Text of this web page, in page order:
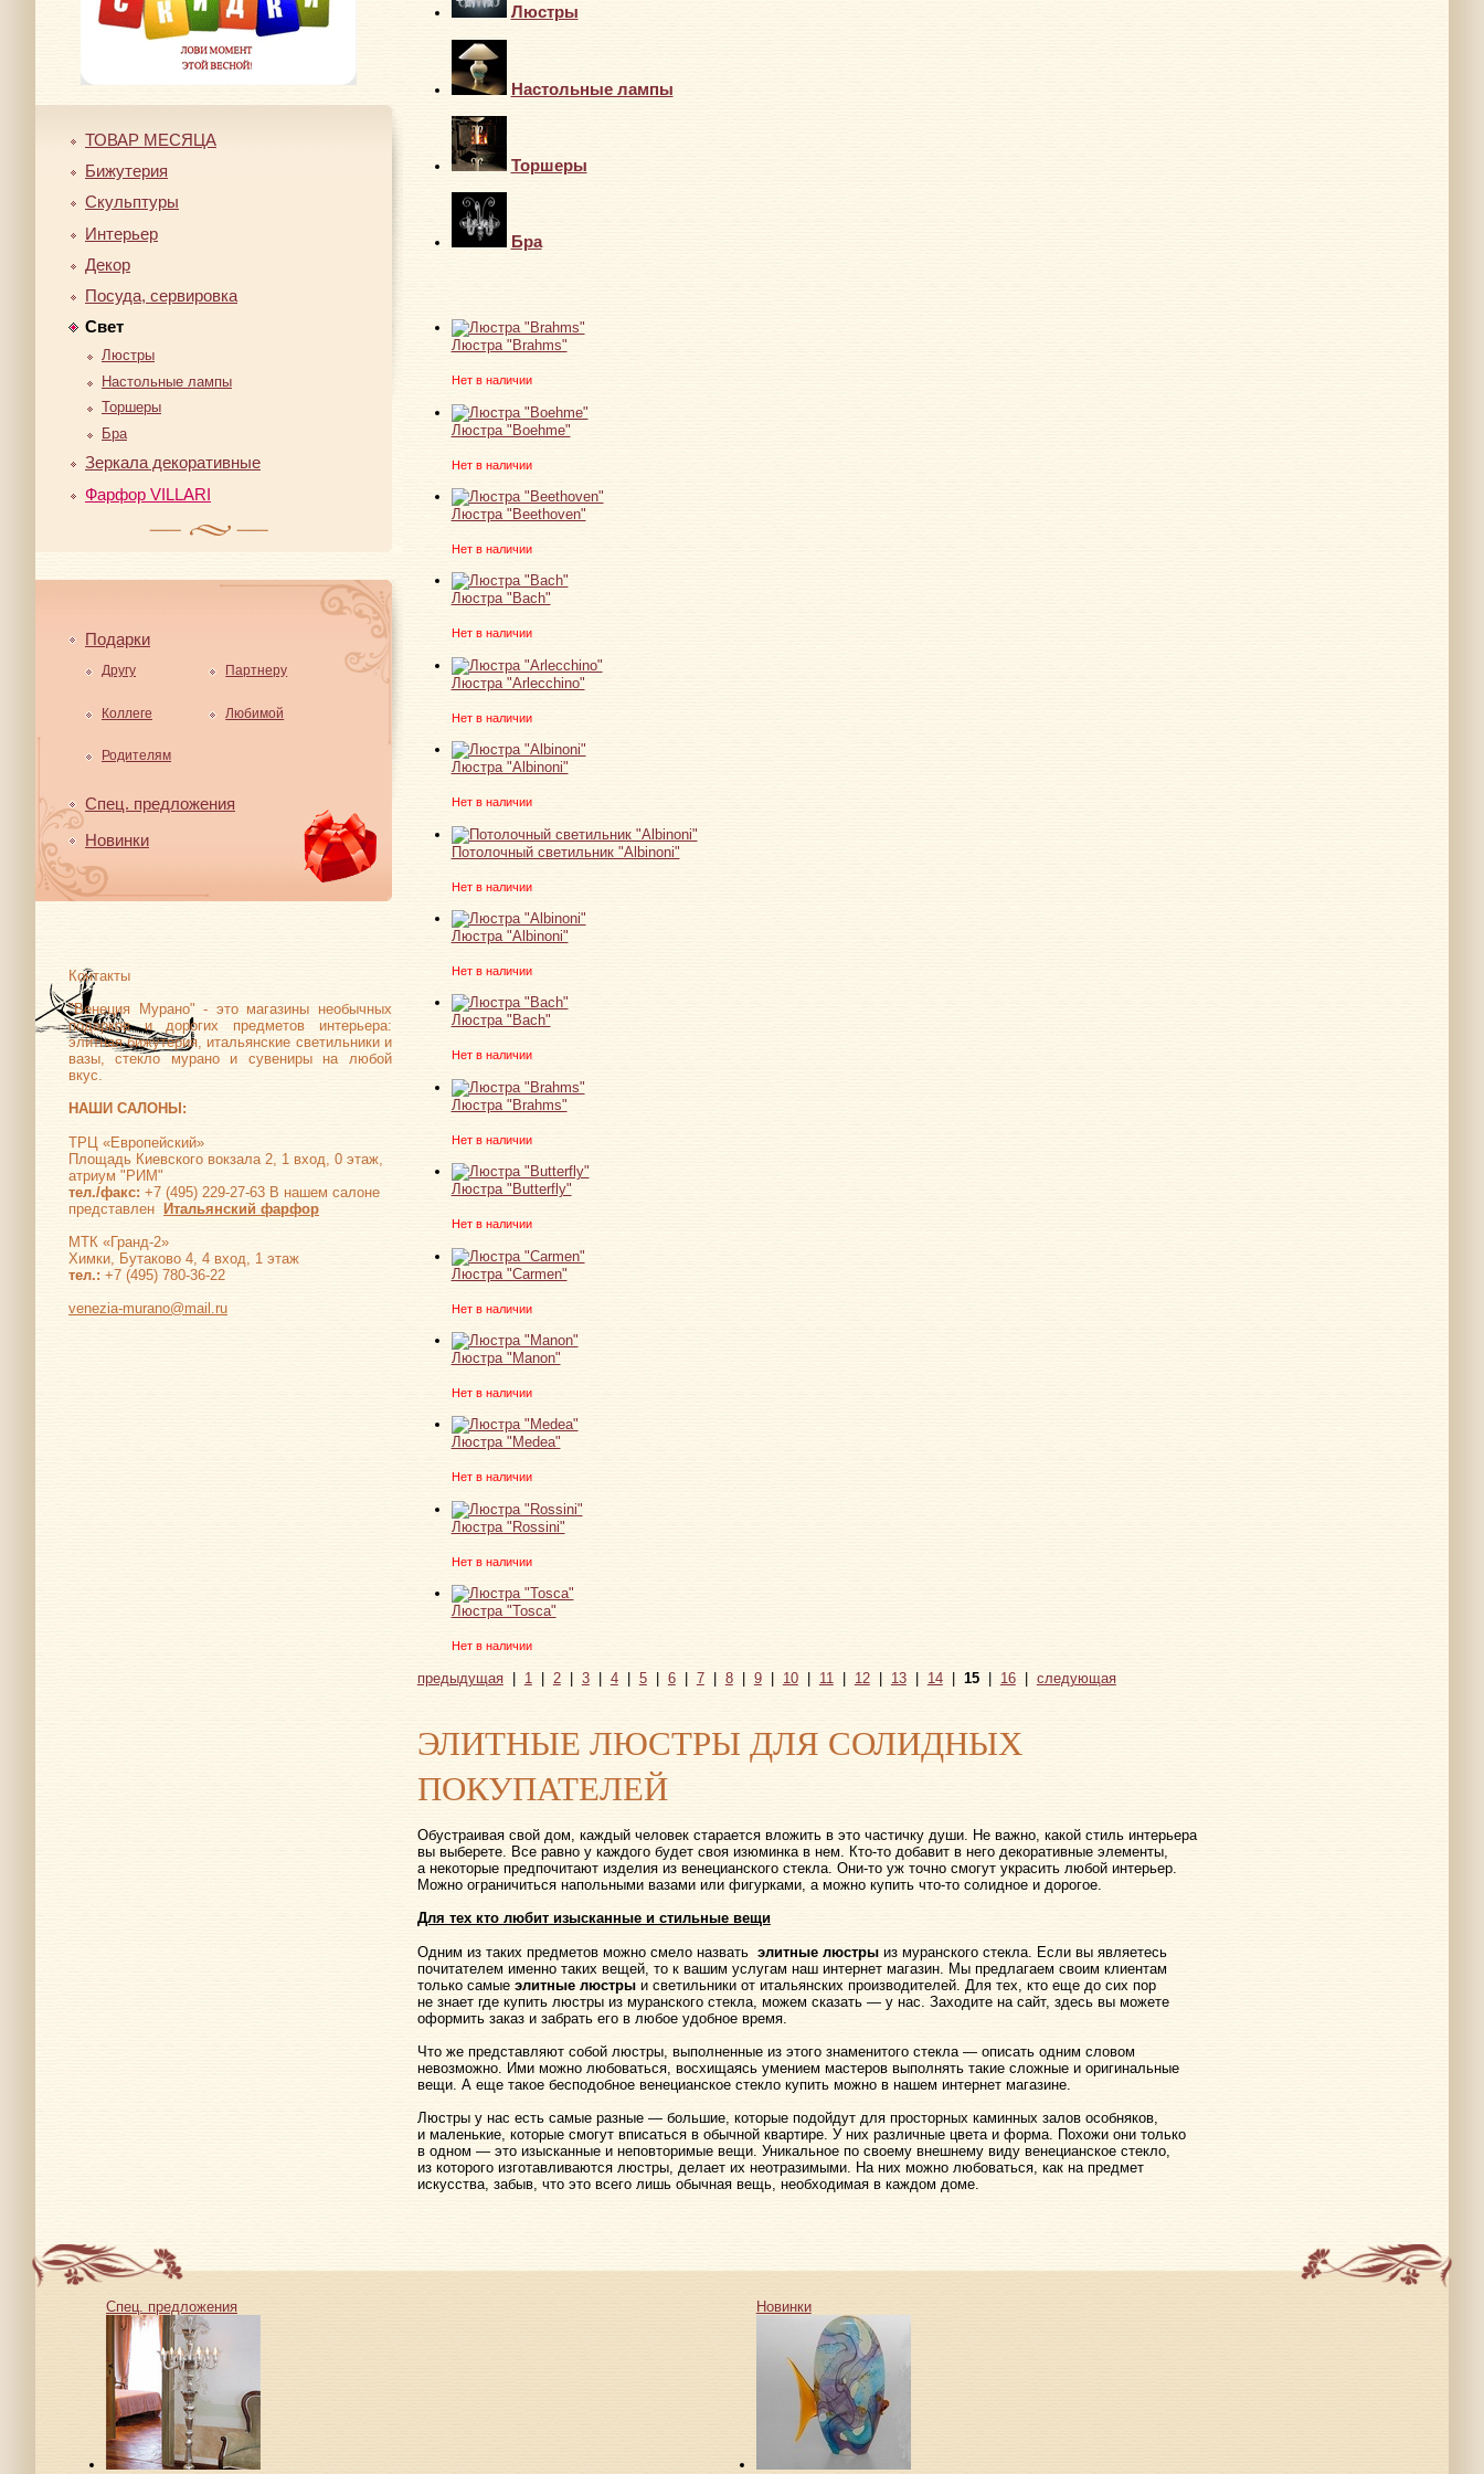
ТОВАР МЕСЯЦА
Бижутерия
Скульптуры
Интерьер
Декор
Посуда, сервировка
Свет
Люстры
Настольные лампы
Торшеры
Бра
Зеркала декоративные
Фарфор VILLARI
Подарки
Другу Партнеру
Коллеге Любимой
Родителям
Спец. предложения
Новинки
Контакты
"Венеция Мурано" - это магазины необычных
подарков и дорогих предметов интерьера:
элитная бижутерия, итальянские светильники и
вазы, стекло мурано и сувениры на любой
вкус.
НАШИ САЛОНЫ:
ТРЦ «Европейский»
Площадь Киевского вокзала 2, 1 вход, 0 этаж,
атриум "РИМ"
тел./факс: +7 (495) 229-27-63 В нашем салоне
представлен Итальянский фарфор
МТК «Гранд-2»
Химки, Бутаково 4, 4 вход, 1 этаж
тел.: +7 (495) 780-36-22
venezia-murano@mail.ru
Люстры
Настольные лампы
Торшеры
Бра
Люстра "Brahms"
Нет в наличии
Люстра "Boehme"
Нет в наличии
Люстра "Beethoven"
Нет в наличии
Люстра "Bach"
Нет в наличии
Люстра "Arlecchino"
Нет в наличии
Люстра "Albinoni"
Нет в наличии
Потолочный светильник "Albinoni"
Нет в наличии
Люстра "Albinoni"
Нет в наличии
Люстра "Bach"
Нет в наличии
Люстра "Brahms"
Нет в наличии
Люстра "Butterfly"
Нет в наличии
Люстра "Carmen"
Нет в наличии
Люстра "Manon"
Нет в наличии
Люстра "Medea"
Нет в наличии
Люстра "Rossini"
Нет в наличии
Люстра "Tosca"
Нет в наличии
предыдущая| 1 | 2| 3| 4| 5| 6| 7| 8| 9| 10| 11 | 12| 13| 14| 15| 16| следующая
ЭЛИТНЫЕ ЛЮСТРЫ ДЛЯ СОЛИДНЫХ
ПОКУПАТЕЛЕЙ
Обустраивая свой дом, каждый человек старается вложить в это частичку души. Не важно, какой стиль интерьера
вы выберете. Все равно у каждого будет своя изюминка в нем. Кто-тодобавит в него декоративные элементы,
а некоторые предпочитают изделия из венецианского стекла. Они-тоуж точно смогут украсить любой интерьер.
Можно ограничиться напольными вазами или фигурками, а можно купить что-тосолидное и дорогое.
Для тех кто любит изысканные и стильные вещи
Одним из таких предметов можно смело назвать элитные люстрыиз муранского стекла. Если вы являетесь
почитателем именно таких вещей, то к вашим услугам наш интернет магазин. Мы предлагаем своим клиентам
только самые элитные люстрыи светильники от итальянских производителей. Для тех, кто еще до сих пор
не знает где купить люстры из муранского стекла, можем сказать — у нас. Заходите на сайт, здесь вы можете
оформить заказ и забрать его в любое удобное время.
Что же представляют собой люстры, выполненные из этого знаменитого стекла — описать одним словом
невозможно. Ими можно любоваться, восхищаясь умением мастеров выполнять такие сложные и оригинальные
вещи. А еще такое бесподобное венецианское стекло купить можно в нашем интернет магазине.
Люстры у нас есть самые разные — большие, которые подойдут для просторных каминных залов особняков,
и маленькие, которые смогут вписаться в обычной квартире. У них различные цвета и форма. Похожи они только
в одном — это изысканные и неповторимые вещи. Уникальное по своему внешнему виду венецианское стекло,
из которого изготавливаются люстры, делает их неотразимыми. На них можно любоваться, как на предмет
искусства, забыв, что это всего лишь обычная вещь, необходимая в каждом доме.
Спец. предложения Новинки